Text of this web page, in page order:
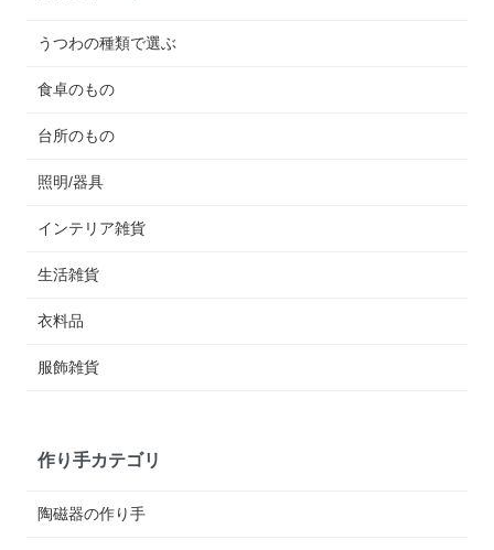
うつわの種類で選ぶ
食卓のもの
台所のもの
照明/器具
インテリア雑貨
生活雑貨
衣料品
服飾雑貨
作り手カテゴリ
陶磁器の作り手